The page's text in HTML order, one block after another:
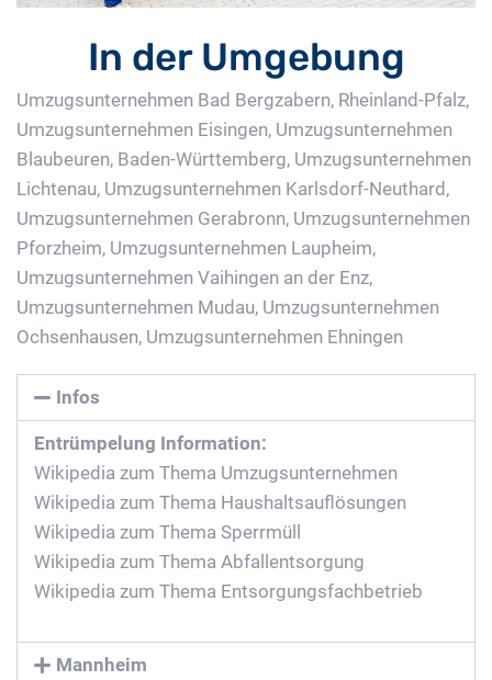
In der Umgebung
Umzugsunternehmen Bad Bergzabern, Rheinland-Pfalz,
Umzugsunternehmen Eisingen, Umzugsunternehmen
Blaubeuren, Baden-Württemberg, Umzugsunternehmen
Lichtenau, Umzugsunternehmen Karlsdorf-Neuthard ,
Umzugsunternehmen Gerabronn, Umzugsunternehmen
Pforzheim, Umzugsunternehmen Laupheim,
Umzugsunternehmen Vaihingen an der Enz,
Umzugsunternehmen Mudau, Umzugsunternehmen
Ochsenhausen, Umzugsunternehmen Ehningen
Infos
Entrümpelung Information:
Wikipedia zum Thema Umzugsunternehmen
Wikipedia zum Thema Haushaltsauflösungen
Wikipedia zum Thema Sperrmüll
Wikipedia zum Thema Abfallentsorgung
Wikipedia zum Thema Entsorgungsfachbetrieb
Mannheim